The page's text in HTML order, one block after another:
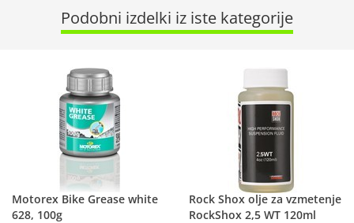
Podobni izdelki iz iste kategorije
Motorex Bike Grease white
628, 100g
Rock Shox olje za vzmetenje
RockShox 2,5 WT 120ml